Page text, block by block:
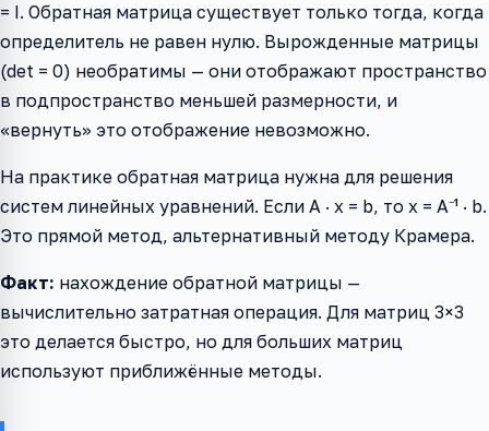
= I. Обратная матрица существует только тогда, когда
определитель не равен нулю. Вырожденные матрицы
(det = 0) необратимы — они отображают пространство
в подпространство меньшей размерности, и
«вернуть» это отображение невозможно.
На практике обратная матрица нужна для решения
систем линейных уравнений. Если A · x = b, то x = A⁻¹ · b.
Это прямой метод, альтернативный методу Крамера.
Факт: нахождение обратной матрицы —
вычислительно затратная операция. Для матриц 3×3
это делается быстро, но для больших матриц
используют приближённые методы.